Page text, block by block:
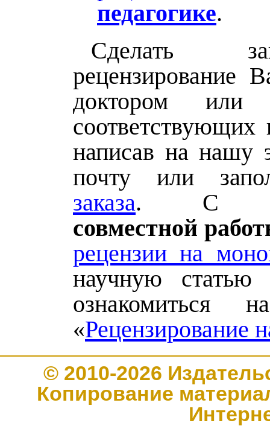
педагогике.
Сделать
рецензирование
доктором или
написав на нашу
почту или
заказа.
совместной
рецензии на
научную
ознакомиться
«Рецензирование
© 2010-2026
Копирование